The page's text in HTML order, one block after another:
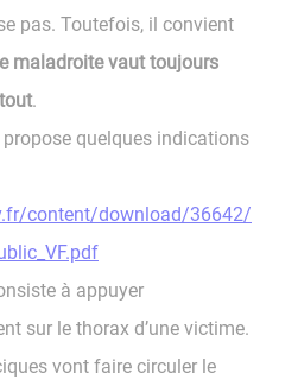
pas. Toutefois, il convient
maladroite vaut toujours
.
propose quelques indications
content/download/36642/
à appuyer
sur le thorax d’une victime.
vont faire circuler le